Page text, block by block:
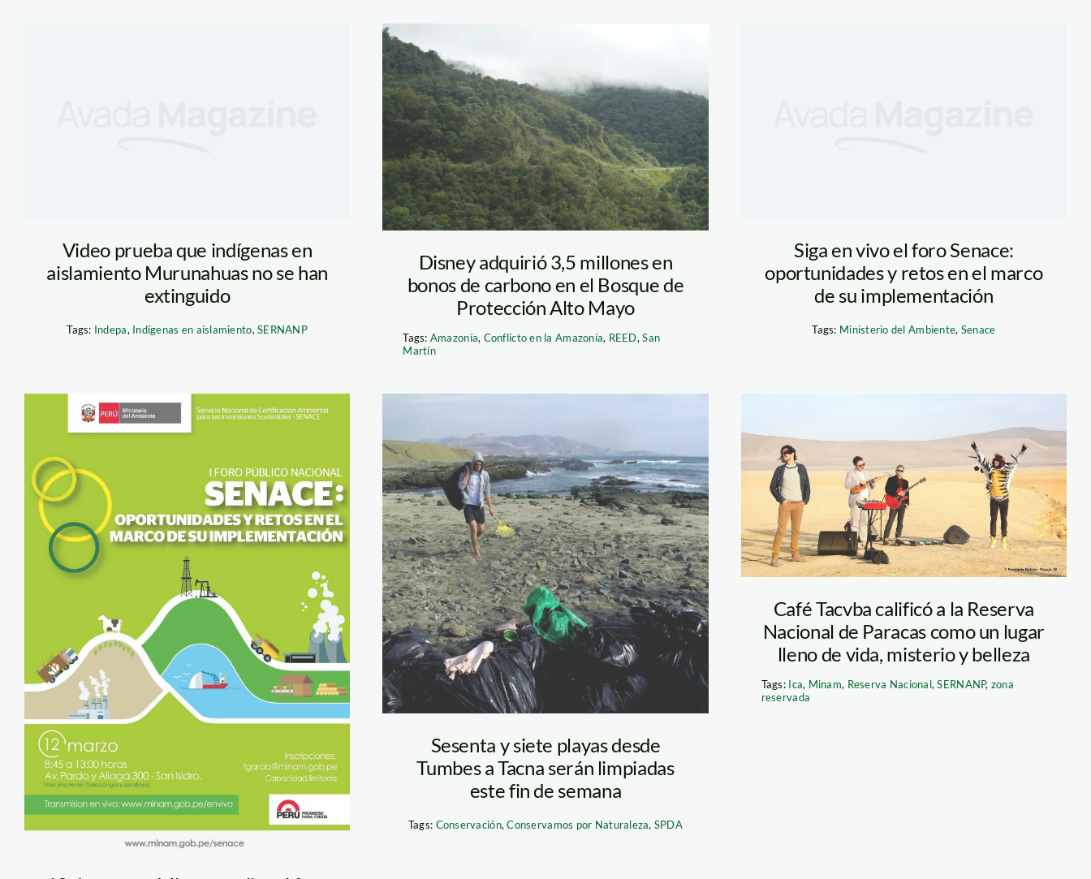
Video prueba que indígenas en
aislamiento Murunahuas no se han
extinguido
Tags: Indepa, Indígenas en aislamiento,SERNANP
ccap06
Disney adquirió 3,5 millones en
bonos de carbono en el Bosque de
Protección Alto Mayo
Tags: Amazonía, Conflicto en la Amazonía, REED,San
Martín
Siga en vivo el foro Senace:
oportunidades y retos en el marco
de su implementación
Tags: Ministerio del Ambiente, Senace
senace foro haz_playa
Sesenta y siete playas desde
Tumbes a Tacna serán limpiadas
este fin de semana
Tags: Conservación,Conservamos por Naturaleza, SPDA
cafe_tacvba_sernanp
Café Tacvba calificó a la Reserva
Nacional de Paracas como un lugar
lleno de vida, misterio y belleza
Tags: Ica, Minam, Reserva Nacional,SERNANP, zona
reservada